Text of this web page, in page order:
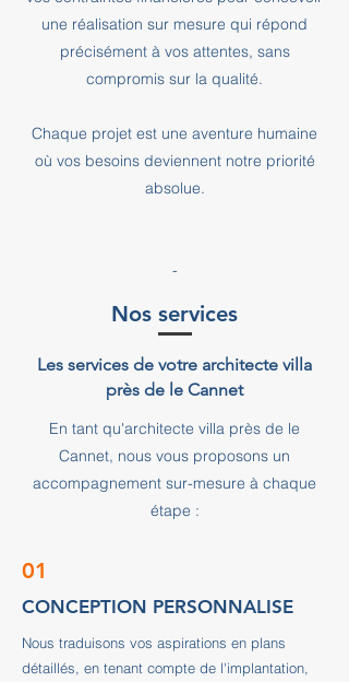
une réalisation sur mesure qui répond
précisément à vos attentes, sans
compromis sur la qualité.
Chaque projet est une aventure humaine
où vos besoins deviennent notre priorité
absolue.
-
Nos services
Les services de votre architecte villa
près de le Cannet
En tant qu'architecte villa près de le
Cannet, nous vous proposons un
accompagnement sur-mesure à chaque
étape :
01
CONCEPTION PERSONNALISE
Nous traduisons vos aspirations en plans
détaillés, en tenant compte de l'implantation,